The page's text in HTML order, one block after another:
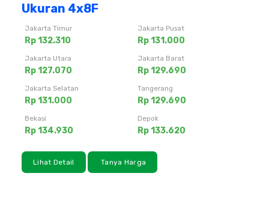
Ukuran 4x8F
Jakarta Timur
Rp 132.310
Jakarta Pusat
Rp 131.000
Jakarta Utara
Rp 127.070
Jakarta Barat
Rp 129.690
Jakarta Selatan
Rp 131.000
Tangerang
Rp 129.690
Bekasi
Rp 134.930
Depok
Rp 133.620
Lihat Detail Tanya Harga